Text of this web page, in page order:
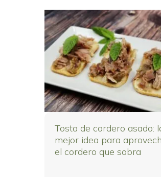
Tosta de cordero asado:
mejor idea para
el cordero que sobra